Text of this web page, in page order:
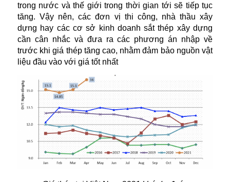
trong nước và thế giới trong thời gian tới sẽ tiếp tục
tăng. Vậy nên, các đơn vị thi công, nhà thầu xây
dựng hay các cơ sở kinh doanh sắt thép xây dựng
cần cân nhắc và đưa ra các phương án nhập về
trước khi giá thép tăng cao, nhằm đảm bảo nguồn vật
liệu đầu vào với giá tốt nhất